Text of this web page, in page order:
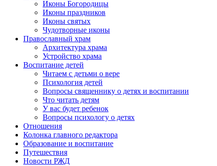
Иконы Богородицы
Иконы праздников
Иконы святых
Чудотворные иконы
Православный храм
Архитектура храма
Устройство храма
Воспитание детей
Читаем с детьми о вере
Психология детей
Вопросы священнику о детях и воспитании
Что читать детям
У вас будет ребенок
Вопросы психологу о детях
Отношения
Колонка главного редактора
Образование и воспитание
Путешествия
Новости РЖД